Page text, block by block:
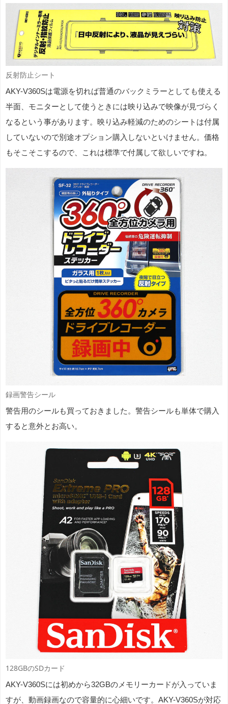
反射防止シート
AKY-V360Sは電源を切れば普通のバックミラーとしても使える
半面、モニターとして使うときには映り込みで映像が見づらく
なるという事があります。映り込み軽減のためのシートは付属
していないので別途オプション購入しないといけません。価格
もそこそこするので、これは標準で付属して欲しいですね。
録画警告シール
警告用のシールも買っておきました。警告シールも単体で購入
すると意外とお高い。
128GBのSDカード
AKY-V360Sには初めから32GBのメモリーカードが入っていま
すが、動画録画なので容量的に心細いです。AKY-V360Sが対応